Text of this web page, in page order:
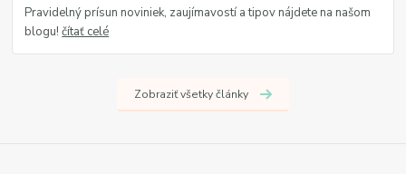
Pravidelný prísun noviniek, zaujímavostí a tipov nájdete na našom
blogu!čítať celé
Zobraziť všetky články